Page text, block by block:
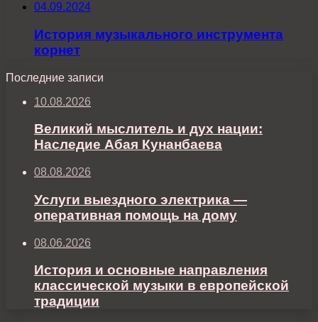
04.09.2024
История музыкального инструмента
корнет
Последние записи
10.08.2026
Великий мыслитель и дух нации:
Наследие Абая Кунанбаева
08.08.2026
Услуги выездного электрика —
оперативная помощь на дому
08.06.2026
История и основные направления
классической музыки в европейской
традиции